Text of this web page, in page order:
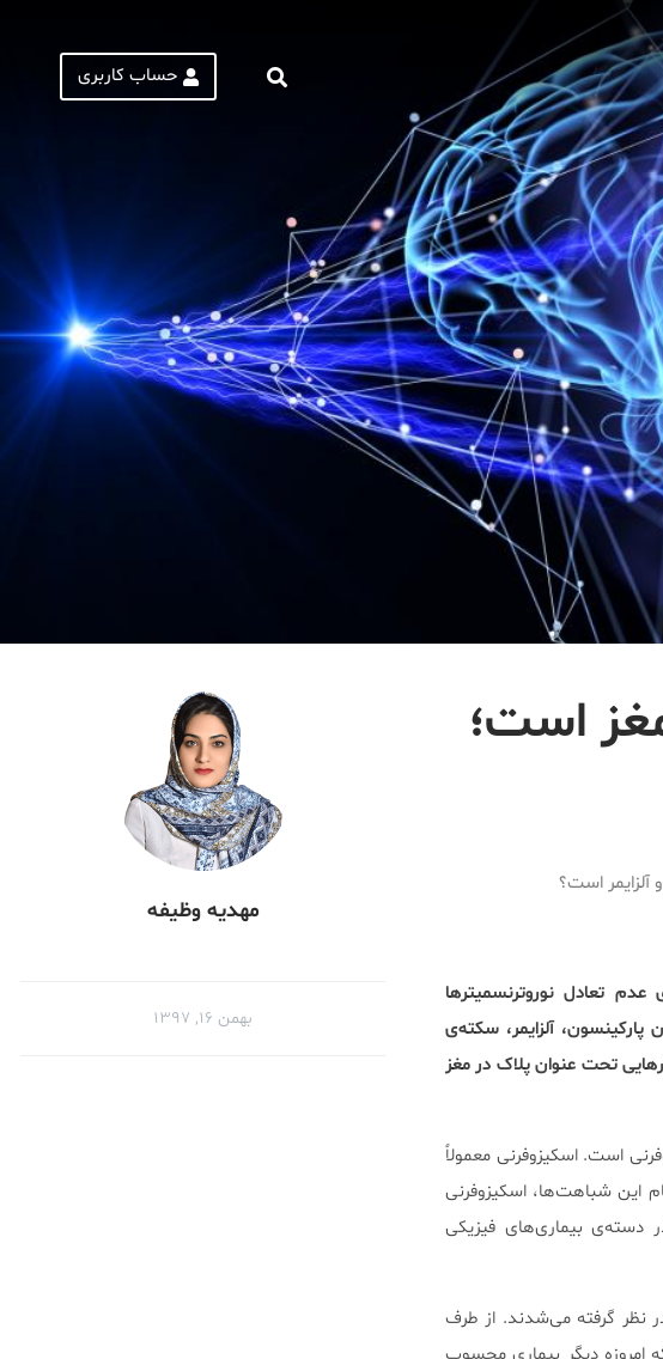
حساب کاربری
است؛
آلزایمر است؟
تعادل نوروترنسمیترها
آلزایمر، سکته‌ی
تحت عنوان پلاک در مغز
است. اسکیزوفرنی معمولاً
این شباهت‌ها، اسکیزوفرنی
دسته‌ی بیماری‌های فیزیکی
نظر گرفته می‌شدند. از طرف
مهدیه وظیفه
بهمن ۱۶, ۱۳۹۷